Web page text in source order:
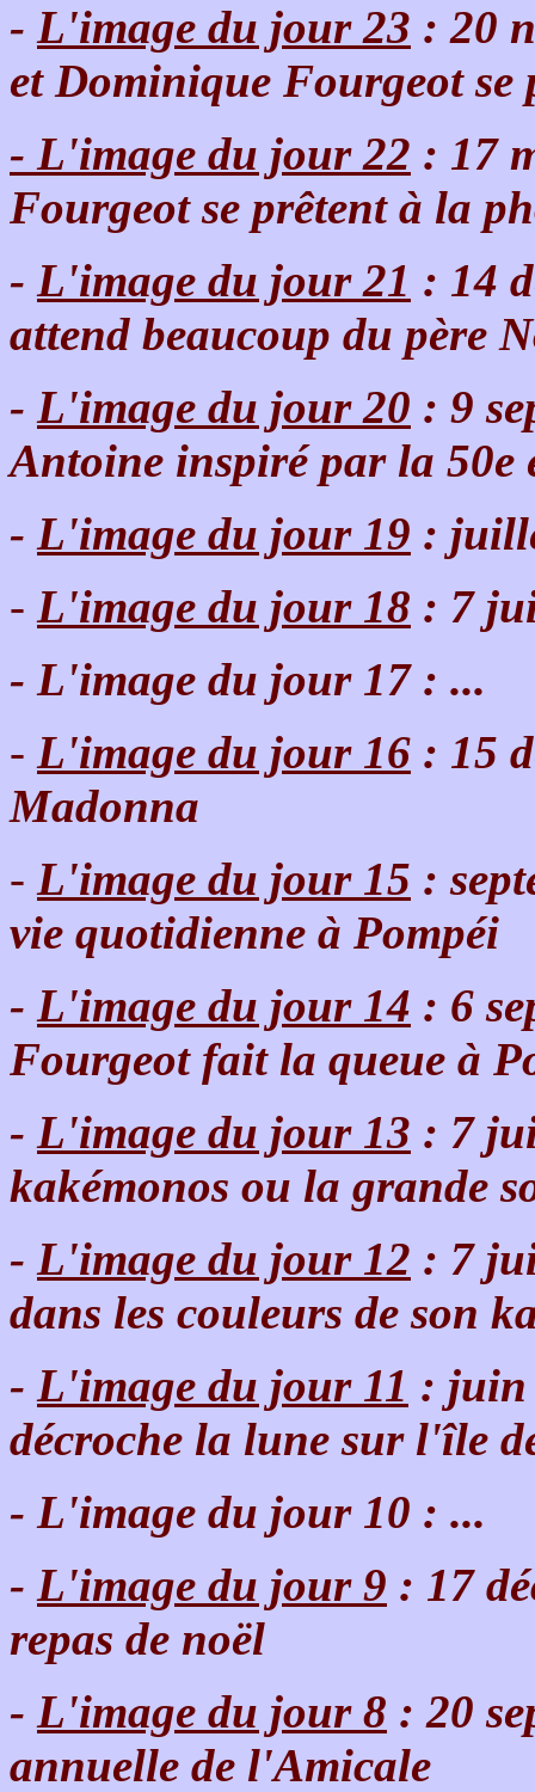
- L'image du jour 23 : 20
et Dominique Fourgeot se
- L'image du jour 22 : 17
Fourgeot se prêtent à la
- L'image du jour 21 : 14
attend beaucoup du père
- L'image du jour 20 : 9
Antoine inspiré par la 50e
- L'image du jour 19 :
- L'image du jour 18 : 7
- L'image du jour 17 : ...
- L'image du jour 16 : 15
Madonna
- L'image du jour 15 :
vie quotidienne à Pompéi
- L'image du jour 14 : 6
Fourgeot fait la queue à
- L'image du jour 13 : 7
kakémonos ou la grande
- L'image du jour 12 : 7
dans les couleurs de son
- L'image du jour 11 : juin
décroche la lune sur l'île
- L'image du jour 10 : ...
- L'image du jour 9 : 17
repas de noël
- L'image du jour 8 : 20
annuelle de l'Amicale